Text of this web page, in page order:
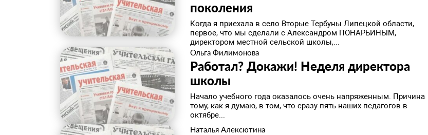
поколения
Когда я приехала в село Вторые Тербуны Липецкой области,
первое, что мы сделали с Александром ПОНАРЬИНЫМ,
директором местной сельской школы,...
Ольга Филимонова
Работал? Докажи! ​Неделя директора
школы
Начало учебного года оказалось очень напряженным. Причина
тому, как я думаю, в том, что сразу пять наших педагогов в
октябре...
Наталья Алексютина